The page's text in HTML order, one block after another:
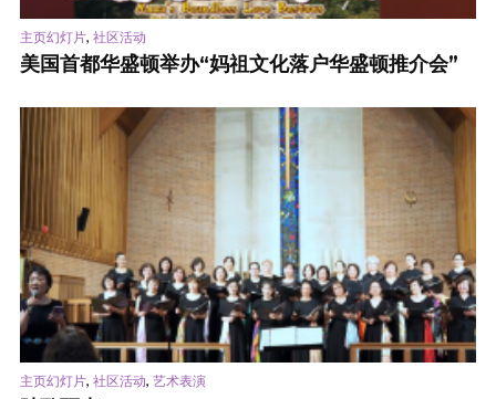
主页幻灯片, 社区活动
美国首都华盛顿举办“妈祖文化落户华盛顿推介会”
主页幻灯片, 社区活动, 艺术表演